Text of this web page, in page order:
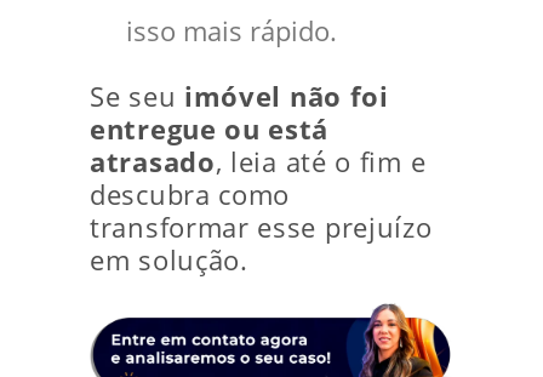
isso mais rápido.
Se seu imóvel não foi
entregue ou está
atrasado, leia até o fim e
descubra como
transformar esse prejuízo
em solução.